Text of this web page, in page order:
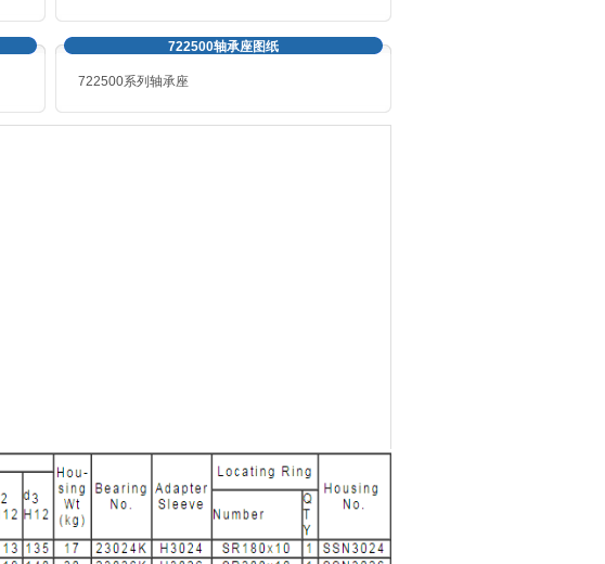
722500轴承座图纸
722500系列轴承座